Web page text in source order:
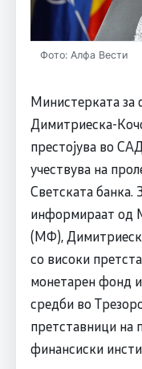
Фото: Алфа Вести
Министерката за
Димитриеска-
престојува во
учествува на
Светската банка.
информираат од
(МФ),
со високи
монетарен фонд
средби во
претставници на
финансиски